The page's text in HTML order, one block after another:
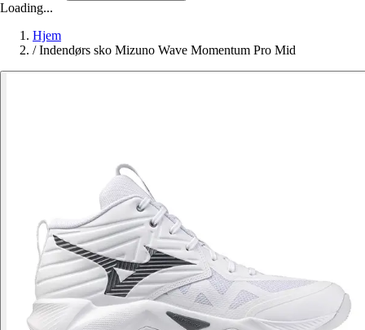
Loading...
Hjem
/ Indendørs sko Mizuno Wave Momentum Pro Mid